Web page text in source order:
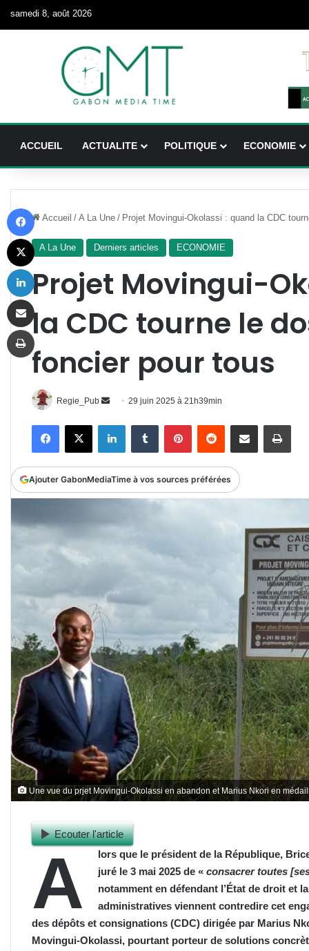
samedi 8, août 2026
ACCUEIL ACTUALITE POLITIQUE ECONOMIE
Accueil / A La Une / Projet Movingui-Okolassi : quand la CDC
A La Une Derniers articles ECONOMIE
Projet Movingui-
la CDC tourne le
foncier pour tous
Regie_Pub
Envoyer
courriel
29 juin 2025 à 21h39min
FacebookX LinkedinTumblr PinterestReddit Partager par email
Ajouter GabonMediaTime à vos sources préférées
Une vue du prjet Movingui-Okolassi en abandon et Marius Nkori en
Ecouter l'article
A
lors que le président de la République,
juré le 3 mai 2025 de « consacrer toutes
notamment en défendant l’État de droit et
administratives viennent contredire cet
des dépôts et consignations (CDC) dirigée par Marius
Movingui-Okolassi, pourtant porteur de solutions
X
Imprimer